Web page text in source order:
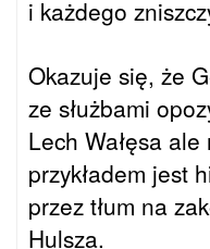
i każdego
Okazuje się, że
ze służbami
Lech Wałęsa
przykładem jest
przez tłum na
Hulsza.